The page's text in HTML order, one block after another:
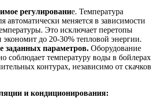
регулирование. Температура
автоматически меняется в зависимости
Это исключает перетопы
до 20-30% тепловой энергии.
заданных параметров. Оборудование
соблюдает температуру воды в бойлерах
контурах, независимо от скачков
и кондиционирования: